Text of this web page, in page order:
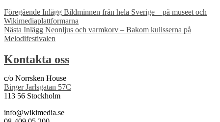
Inläggsnavigering
Föregående Inlägg Bildminnen från hela Sverige – på museet och
Wikimediaplattformarna
Nästa Inlägg Neonljus och varmkorv – Bakom kulisserna på
Melodifestivalen
Kontakta oss
c/o Norrsken House
Birger Jarlsgatan 57C
113 56 Stockholm
info@wikimedia.se